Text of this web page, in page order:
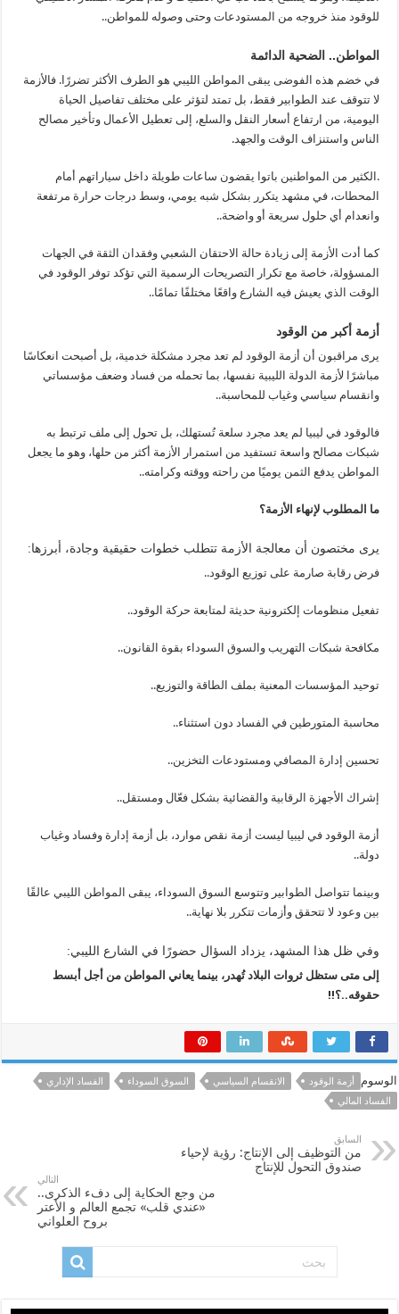
للوقود منذ خروجه من المستودعات وحتى وصوله للمواطن..
المواطن.. الضحية الدائمة
في خضم هذه الفوضى يبقى المواطن الليبي هو الطرف الأكثر تضررًا. فالأزمة
لا تتوقف عند الطوابير فقط، بل تمتد لتؤثر على مختلف تفاصيل الحياة
اليومية، من ارتفاع أسعار النقل والسلع، إلى تعطيل الأعمال وتأخير مصالح
الناس واستنزاف الوقت والجهد.
.الكثير من المواطنين باتوا يقضون ساعات طويلة داخل سياراتهم أمام
المحطات، في مشهد يتكرر بشكل شبه يومي، وسط درجات حرارة مرتفعة
وانعدام أي حلول سريعة أو واضحة..
كما أدت الأزمة إلى زيادة حالة الاحتقان الشعبي وفقدان الثقة في الجهات
المسؤولة، خاصة مع تكرار التصريحات الرسمية التي تؤكد توفر الوقود في
الوقت الذي يعيش فيه الشارع واقعًا مختلفًا تمامًا..
أزمة أكبر من الوقود
يرى مراقبون أن أزمة الوقود لم تعد مجرد مشكلة خدمية، بل أصبحت انعكاسًا
مباشرًا لأزمة الدولة الليبية نفسها، بما تحمله من فساد وضعف مؤسساتي
وانقسام سياسي وغياب للمحاسبة..
فالوقود في ليبيا لم يعد مجرد سلعة تُستهلك، بل تحول إلى ملف ترتبط به
شبكات مصالح واسعة تستفيد من استمرار الأزمة أكثر من حلها، وهو ما يجعل
المواطن يدفع الثمن يوميًا من راحته ووقته وكرامته..
ما المطلوب لإنهاء الأزمة؟
يرى مختصون أن معالجة الأزمة تتطلب خطوات حقيقية وجادة، أبرزها:
فرض رقابة صارمة على توزيع الوقود..
تفعيل منظومات إلكترونية حديثة لمتابعة حركة الوقود..
مكافحة شبكات التهريب والسوق السوداء بقوة القانون..
توحيد المؤسسات المعنية بملف الطاقة والتوزيع..
محاسبة المتورطين في الفساد دون استثناء..
تحسين إدارة المصافي ومستودعات التخزين..
إشراك الأجهزة الرقابية والقضائية بشكل فعّال ومستقل..
أزمة الوقود في ليبيا ليست أزمة نقص موارد، بل أزمة إدارة وفساد وغياب
دولة..
وبينما تتواصل الطوابير وتتوسع السوق السوداء، يبقى المواطن الليبي عالقًا
بين وعود لا تتحقق وأزمات تتكرر بلا نهاية..
وفي ظل هذا المشهد، يزداد السؤال حضورًا في الشارع الليبي:
إلى متى ستظل ثروات البلاد تُهدر، بينما يعاني المواطن من أجل أبسط
حقوقه..؟!!
الوسوم أزمة الوقود الانقسام السياسي السوق السوداء
الفساد الإداري
الفساد المالي
السابق
من التوظيف إلى الإنتاج: رؤية لإحياء
صندوق التحول للإنتاج
التالي
من وجع الحكاية إلى دفء الذكرى..
«عندي قلب» تجمع العالم و الأعتر
بروح العلواني